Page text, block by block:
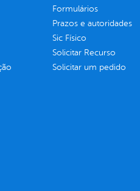
Formulários
Prazos e autoridades
Sic Físico
Solicitar Recurso
Solicitar um pedido